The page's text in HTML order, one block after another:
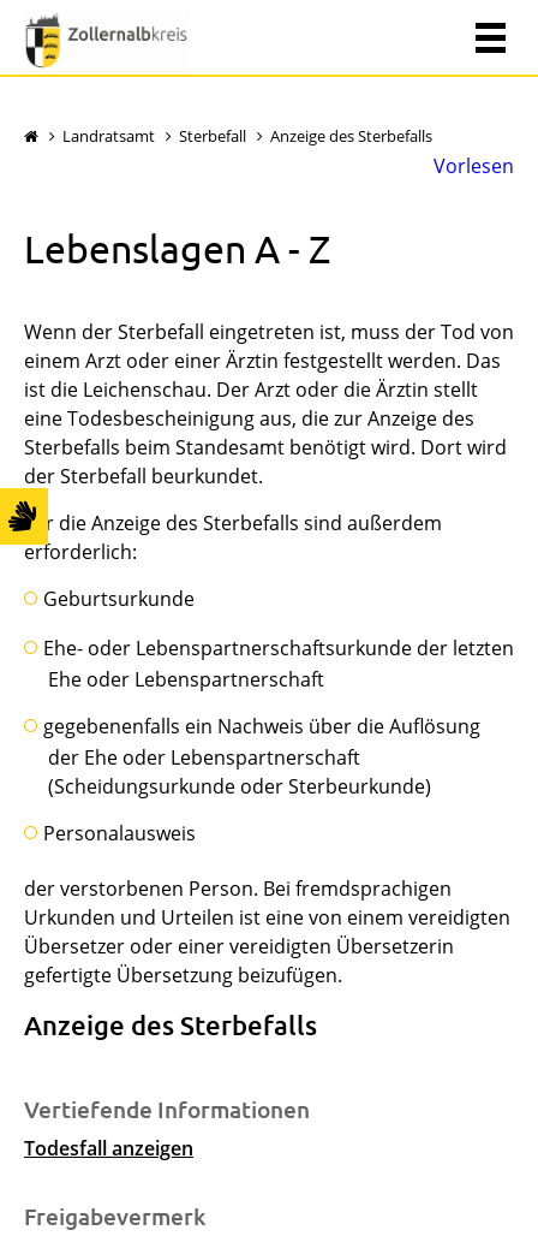
Landratsamt Sterbefall Anzeige des Sterbefalls
Vorlesen
Lebenslagen A - Z
Anzeige des Sterbefalls
Wenn der Sterbefall eingetreten ist, muss der Tod von
einem Arzt oder einer Ärztin festgestellt werden. Das
ist die Leichenschau. Der Arzt oder die Ärztin stellt
eine Todesbescheinigung aus, die zur Anzeige des
Sterbefalls beim Standesamt benötigt wird. Dort wird
der Sterbefall beurkundet.
Für die Anzeige des Sterbefalls sind außerdem
erforderlich:
Geburtsurkunde
Ehe- oder Lebenspartnerschaftsurkunde der letzten
Ehe oder Lebenspartnerschaft
gegebenenfalls ein Nachweis über die Auflösung
der Ehe oder Lebenspartnerschaft
(Scheidungsurkunde oder Sterbeurkunde)
Personalausweis
der verstorbenen Person. Bei fremdsprachigen
Urkunden und Urteilen ist eine von einem vereidigten
Übersetzer oder einer vereidigten Übersetzerin
gefertigte Übersetzung beizufügen.
Vertiefende Informationen
Todesfall anzeigen
Freigabevermerk